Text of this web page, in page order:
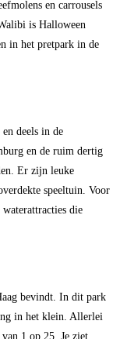
en carrousels
is Halloween
in het pretpark in de
deels in de
en de ruim dertig
Er zijn leuke
speeltuin. Voor
die
bevindt. In dit park
in het klein. Allerlei
1 op 25. Je ziet